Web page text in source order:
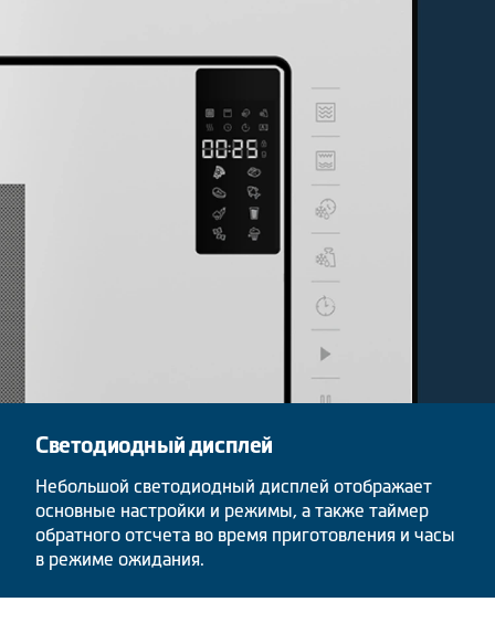
Светодиодный дисплей
Небольшой светодиодный дисплей отображает
основные настройки и режимы, а также таймер
обратного отсчета во время приготовления и часы
в режиме ожидания.